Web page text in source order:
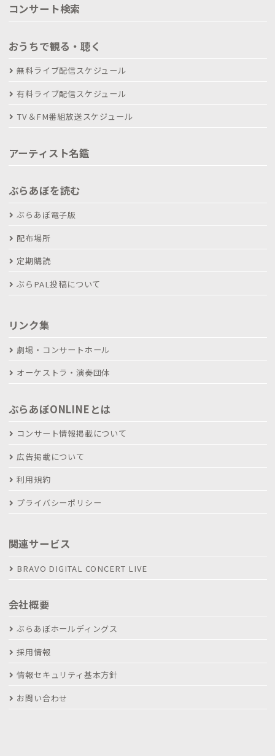
コンサート検索
おうちで観る・聴く
無料ライブ配信スケジュール
有料ライブ配信スケジュール
TV＆FM番組放送スケジュール
アーティスト名鑑
ぶらあぼを読む
ぶらあぼ電子版
配布場所
定期購読
ぶらPAL投稿について
リンク集
劇場・コンサートホール
オーケストラ・演奏団体
ぶらあぼONLINEとは
コンサート情報掲載について
広告掲載について
利用規約
プライバシーポリシー
関連サービス
BRAVO DIGITAL CONCERT LIVE
会社概要
ぶらあぼホールディングス
採用情報
情報セキュリティ基本方針
お問い合わせ